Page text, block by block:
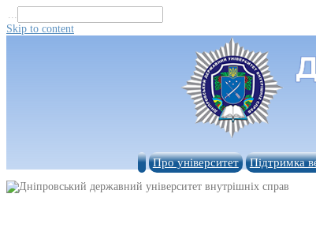
...
Skip to content
Про університет Підтримка